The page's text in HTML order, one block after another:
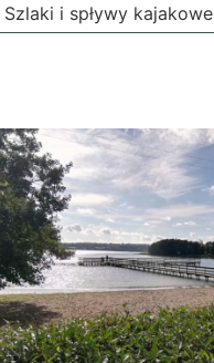
Szlaki i spływy kajakowe